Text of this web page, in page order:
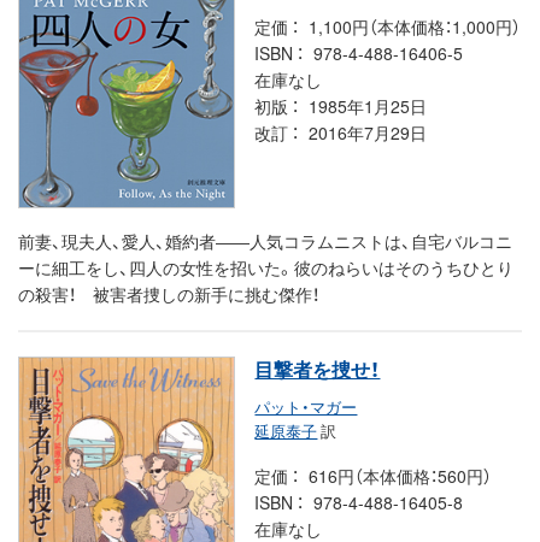
定価
1,100円（本体価格：1,000円）
ISBN
978-4-488-16406-5
在庫なし
初版
1985年1月25日
改訂
2016年7月29日
前妻、現夫人、愛人、婚約者――人気コラムニストは、自宅バルコニ
ーに細工をし、四人の女性を招いた。彼のねらいはそのうちひとり
の殺害！ 被害者捜しの新手に挑む傑作！
目撃者を捜せ！
パット・マガー
延原泰子訳
定価
616円（本体価格：560円）
ISBN
978-4-488-16405-8
在庫なし